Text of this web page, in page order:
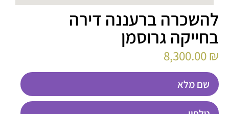
להשכרה ברעננה דירה
בחייקה גרוסמן
8,300.00₪